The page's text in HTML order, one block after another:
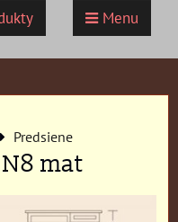
Menu
Predsiene
mat